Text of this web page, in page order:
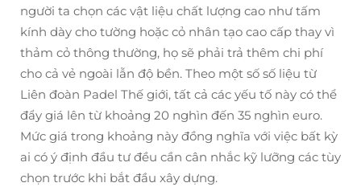
người ta chọn các vật liệu chất lượng cao như tấm
kính dày cho tường hoặc cỏ nhân tạo cao cấp thay vì
thảm cỏ thông thường, họ sẽ phải trả thêm chi phí
cho cả vẻ ngoài lẫn độ bền. Theo một số số liệu từ
Liên đoàn Padel Thế giới, tất cả các yếu tố này có thể
đẩy giá lên từ khoảng 20 nghìn đến 35 nghìn euro.
Mức giá trong khoảng này đồng nghĩa với việc bất kỳ
ai có ý định đầu tư đều cần cân nhắc kỹ lưỡng các tùy
chọn trước khi bắt đầu xây dựng.